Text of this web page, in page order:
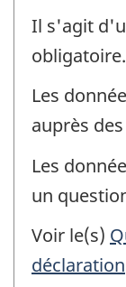
Il s'agit
obligatoire.
Les
auprès
Les
un
Voir le(s)
déclaration